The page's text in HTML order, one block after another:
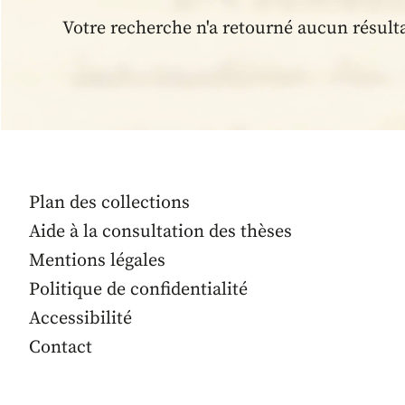
Votre recherche n'a retourné aucun
Plan des collections
Aide à la consultation des thèses
Mentions légales
Politique de confidentialité
Accessibilité
Contact